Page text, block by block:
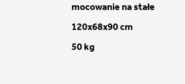
mocowanie na stałe
120x68x90 cm
50 kg